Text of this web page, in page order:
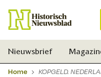
Nieuwsbrief
Home KOPGELD.